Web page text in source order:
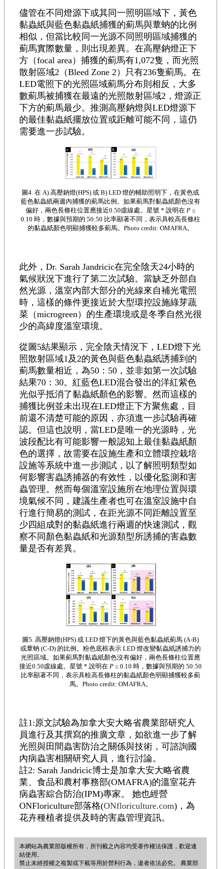
儘管在不同燈源下或其同一照明區域下，黃色
黏蟲紙與藍色黏蟲紙捕獲的薊馬與蕈蚋的比例
相似，但當比較同一光源不同照明區域捕獲的
薊馬實際數量，則出現差異。在高壓鈉燈正下
方（focal area）捕獲的薊馬有1,072隻，而光照
散射區域2（Bleed Zone 2）只有236隻薊馬。在
LED電照下的光照區域薊馬分布則相反，大多
數薊馬被捕獲在最遠的光照散射區域2，燈源正
下方的薊馬最少。推測高壓鈉燈與LED燈源下
的最佳黏蟲紙擺放位置或距離可能不同，這仍
需要進一步試驗。
圖4. 在 A) 高壓鈉燈(HPS) 或 B) LED 燈的輔助照明下，在黃色或
藍色黏蟲紙兩週內捕獲的薊馬比例。如果薊馬對黏蟲紙顏色沒有
偏好，兩色長條柱位置應接近0.50虛線處。星號 * 說明在 P ≤
0.10 時，數據與預期的 50:50 比率顯著不同，表示具較高長條柱
的黏蟲紙顏色明顯捕獲較多薊馬。Photo credit: OMAFRA。
此外，Dr. Sarah Jandricic在完全陰天24小時的
氣候狀況下進行了第二次試驗。當缺乏外部自
然光源，溫室內部大部分的光線來自補光電照
時，這樣的條件更接近於大型環控設施綠芽蔬
菜（microgreen）的生產環境或是冬季自然光很
少的高緯度溫室環境。
從圖5結果顯示，完全陰天情況下，LED燈下光
照散射區域1及2的黃色與藍色黏蟲紙誘捕到的
薊馬數量相近，為50：50，並非如第一次試驗
結果70：30。紅藍色LED混合發出的洋紅紫色
光似乎抵消了黏蟲紙顏色的影響。然而這樣的
捕獲比例並未出現在LED燈正下方聚焦處，目
前還不清楚可能的原因，亦須進一步試驗再確
認。但這也說明，當LED是唯一的光源時，光
波段配比有可能影響一般認知上最佳黏蟲紙顏
色的選擇，故需要在設施生產和立體環控栽培
設施等系統中進一步測試，以了解照明類型如
何影響害蟲誘捕器的有效性，以優化監測和害
蟲管理。然而每個溫室設施所在地理位置與環
境氣候不同，建議生產者也可在溫室設施中自
行進行簡易的測試，在距光源不同距離設置至
少四組成對的黏蟲紙進行兩週的快速測試，觀
察不同顏色黏蟲紙和光源類型所誘捕的害蟲數
量是否有差異。
圖5. 高壓鈉燈(HPS) 或 LED 燈下的黃色與藍色黏蟲紙薊馬 (A-B)
或蕈蚋 (C-D) 的比例。粉色底框表示 LED 燈改變黏蟲紙誘捕力的
光照區域。如果薊馬對黏蟲紙顏色沒有偏好，兩色長條柱位置應
接近0.50虛線處。星號 * 說明在 P ≤ 0.10 時，數據與預期的 50:50
比率顯著不同，表示具較高長條柱的黏蟲紙顏色明顯捕獲較多薊
馬。Photo credit: OMAFRA。
註1:原文試驗為加拿大安大略省農業部研究人
員進行及其撰寫的推廣文章，如欲進一步了解
光照與田間蟲害防治之關係與技術，可諮詢國
內病蟲害相關研究人員，進行討論。
註2: Sarah Jandricic博士是加拿大安大略省農
業、食品和農村事務部(OMAFRA)的溫室花卉
病蟲害綜合防治(IPM)專家。 她也經營
ONFloriculture部落格(ONfloriculture.com)，為
花卉種植者提供及時的害蟲管理資訊。
本網站為農業部版權所有，所刊載之內容均受著作權法保護，歡迎連
結使用。
禁止未經授權之複製或下載等用於營利行為，違者依法必究。 農業部